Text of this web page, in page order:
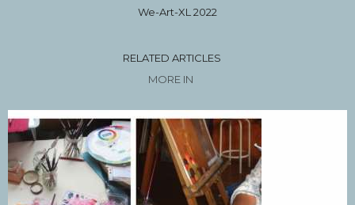
We-Art-XL 2022
RELATED ARTICLES
MORE IN